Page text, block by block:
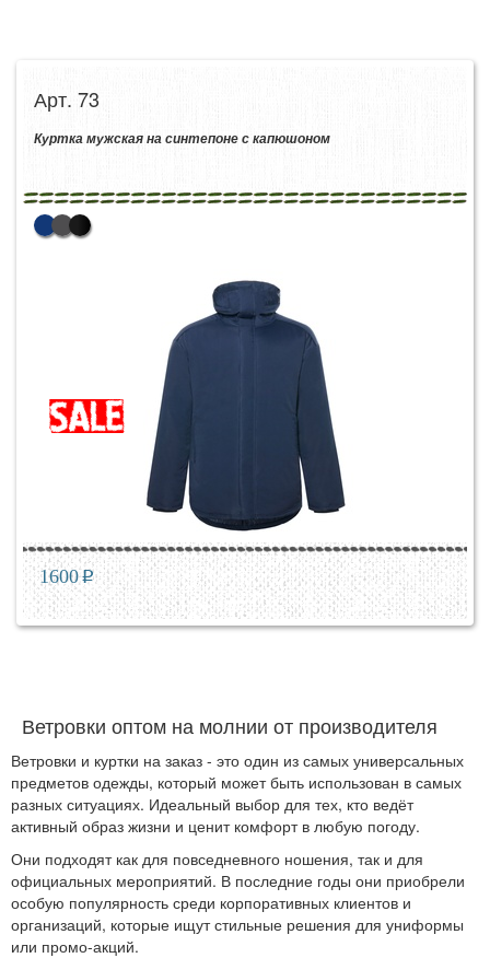
Арт. 73
Куртка мужская на синтепоне с капюшоном
1600p
Ветровки оптом на молнии от производителя
Ветровки и куртки на заказ - это один из самых универсальных
предметов одежды, который может быть использован в самых
разных ситуациях. Идеальный выбор для тех, кто ведёт
активный образ жизни и ценит комфорт в любую погоду.
Они подходят как для повседневного ношения, так и для
официальных мероприятий. В последние годы они приобрели
особую популярность среди корпоративных клиентов и
организаций, которые ищут стильные решения для униформы
или промо-акций.